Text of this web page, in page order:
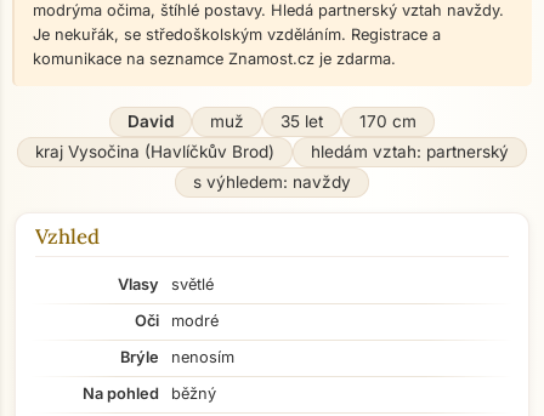
modrýma očima, štíhlé postavy. Hledá partnerský vztah navždy.
Je nekuřák, se středoškolským vzděláním. Registrace a
komunikace na seznamce Znamost.cz je zdarma.
David muž 35 let
170 cm
kraj Vysočina (Havlíčkův Brod)
hledám vztah: partnerský
s výhledem: navždy
Vzhled
Vlasy
světlé
Oči
modré
Brýle
nenosím
Na pohled
běžný